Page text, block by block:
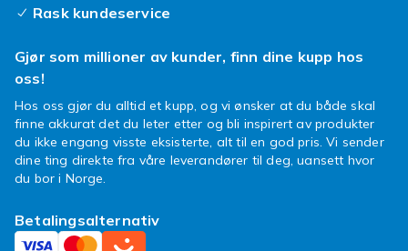
Rask kundeservice
Gjør som millioner av kunder, finn dine kupp hos
oss!
Hos oss gjør du alltid et kupp, og vi ønsker at du både skal
finne akkurat det du leter etter og bli inspirert av produkter
du ikke engang visste eksisterte, alt til en god pris. Vi sender
dine ting direkte fra våre leverandører til deg, uansett hvor
du bor i Norge.
Betalingsalternativ